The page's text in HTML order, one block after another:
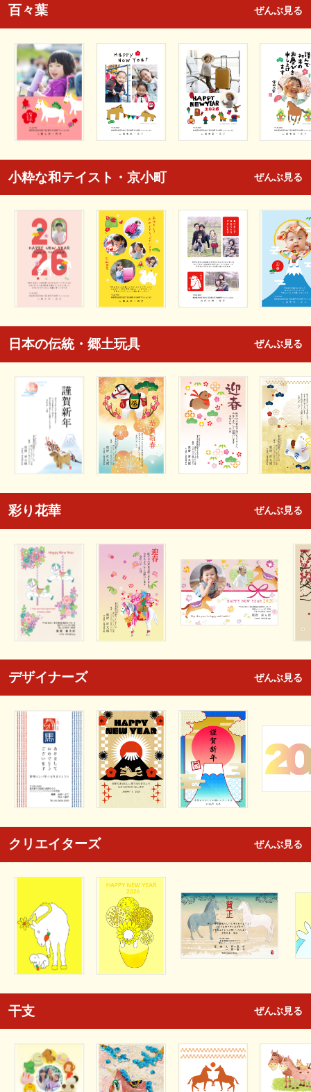
百々葉 ぜんぶ見る
小粋な和テイスト・京小町 ぜんぶ見る
日本の伝統・郷土玩具 ぜんぶ見る
彩り花華 ぜんぶ見る
デザイナーズ ぜんぶ見る
クリエイターズ ぜんぶ見る
干支 ぜんぶ見る